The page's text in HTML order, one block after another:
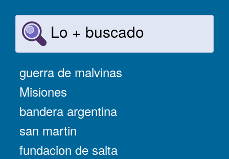
Lo + buscado
guerra de malvinas
Misiones
bandera argentina
san martin
fundacion de salta